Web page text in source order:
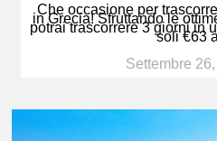
Che occasione per
in Grecia! Sfruttando le
potrai trascorrere 3 giorni in
soli €63
Settembre